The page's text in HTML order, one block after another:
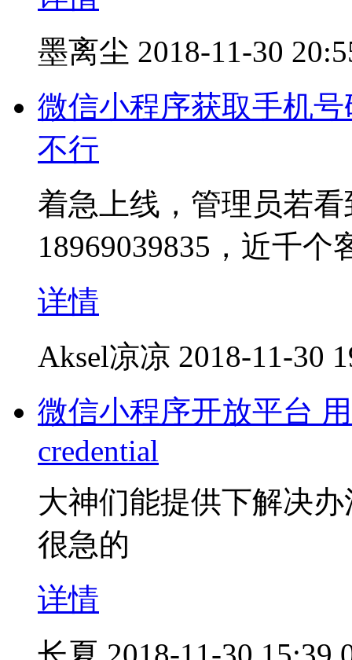
墨离尘 2018-11-30
微信小程序获取手机
不行
着急上线，管理员若
18969039835，近千个
详情
Aksel凉凉 2018-11-30
微信小程序开放平台
credential
大神们能提供下解决
很急的
详情